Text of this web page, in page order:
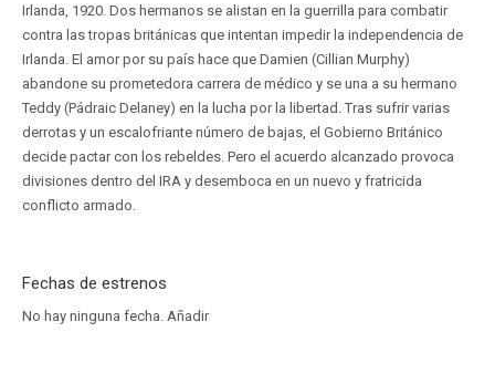
Irlanda, 1920. Dos hermanos se alistan en la guerrilla para combatir
contra las tropas británicas que intentan impedir la independencia de
Irlanda. El amor por su país hace que Damien (Cillian Murphy)
abandone su prometedora carrera de médico y se una a su hermano
Teddy (Pádraic Delaney) en la lucha por la libertad. Tras sufrir varias
derrotas y un escalofriante número de bajas, el Gobierno Británico
decide pactar con los rebeldes. Pero el acuerdo alcanzado provoca
divisiones dentro del IRA y desemboca en un nuevo y fratricida
conflicto armado.
Fechas de estrenos
No hay ninguna fecha. Añadir